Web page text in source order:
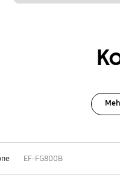
EF-FG800B